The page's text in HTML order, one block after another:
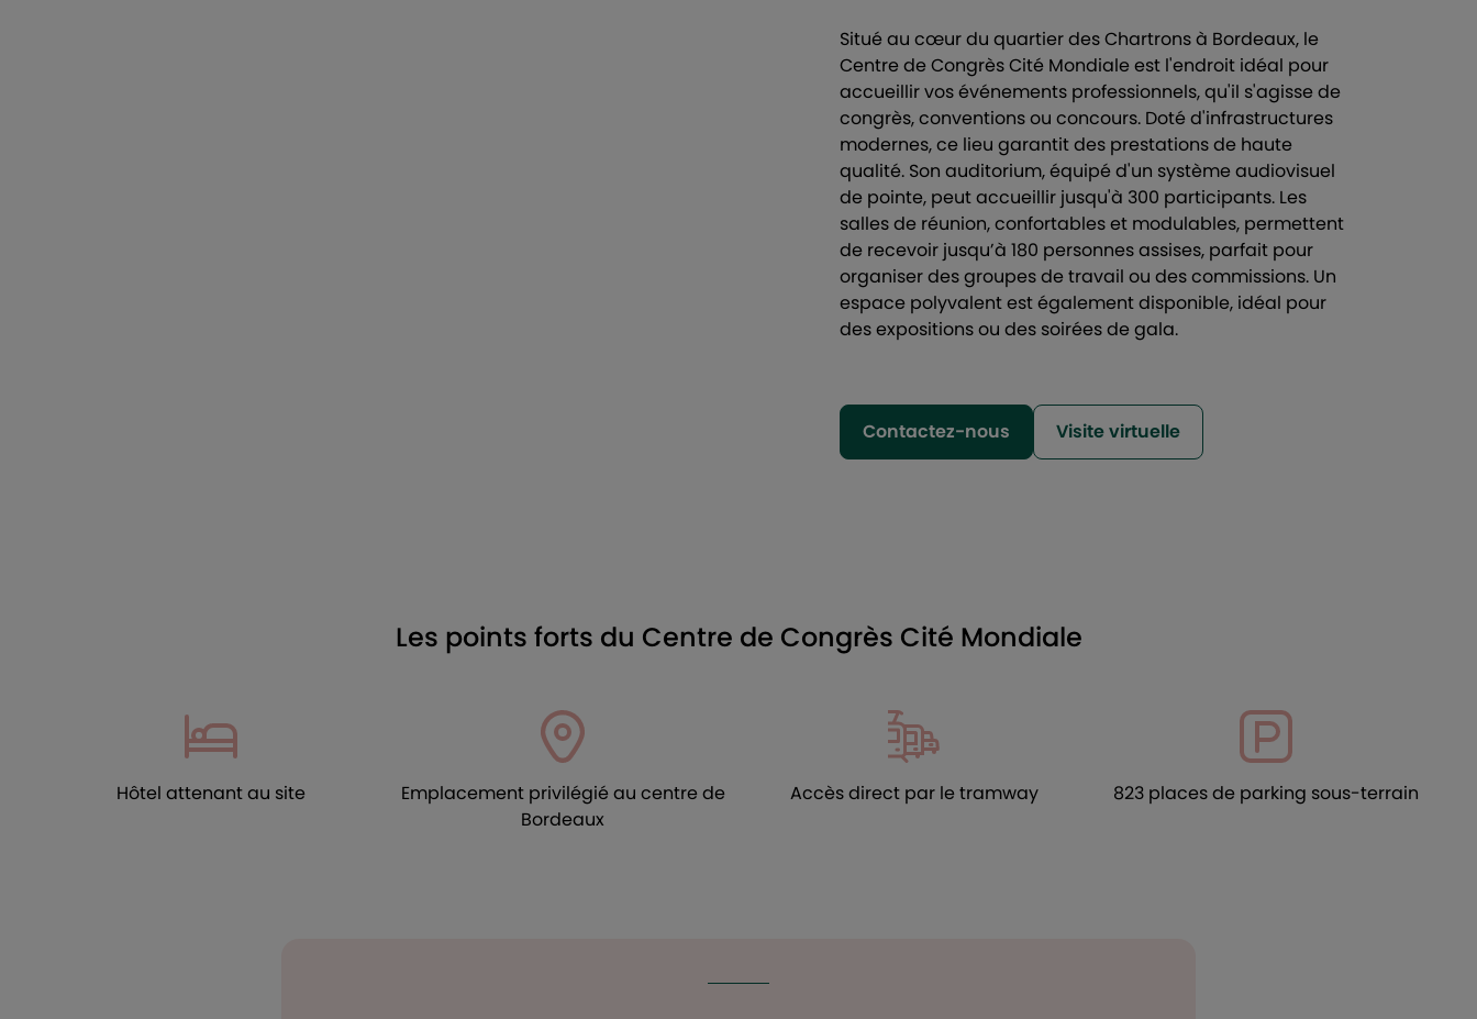
Situé au cœur du quartier des Chartrons à Bordeaux, le
Centre de Congrès Cité Mondiale est l'endroit idéal pour
accueillir vos événements professionnels, qu'il s'agisse de
congrès, conventions ou concours. Doté d'infrastructures
modernes, ce lieu garantit des prestations de haute
qualité. Son auditorium, équipé d'un système audiovisuel
de pointe, peut accueillir jusqu'à 300 participants. Les
salles de réunion, confortables et modulables, permettent
de recevoir jusqu’à 180 personnes assises, parfait pour
organiser des groupes de travail ou des commissions. Un
espace polyvalent est également disponible, idéal pour
des expositions ou des soirées de gala.
Contactez-nous Visite virtuelle
Les points forts du Centre de Congrès Cité Mondiale
Hôtel attenant au site
Emplacement privilégié au centre de
Bordeaux
Accès direct par le tramway 823 places de parking sous-terrain